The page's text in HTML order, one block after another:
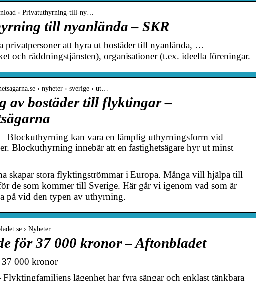
› Privatuthyrning-till-ny…
till nyanlända – SKR
privatpersoner att hyra ut bostäder till nyanlända, …
och räddningstjänsten), organisationer (t.ex. ideella föreningar.
› nyheter › sverige › ut…
av bostäder till flyktingar –
Blockuthyrning kan vara en lämplig uthyrningsform vid
Blockuthyrning innebär att en fastighetsägare hyr ut minst
skapar stora flyktingströmmar i Europa. Många vill hjälpa till
de som kommer till Sverige. Här går vi igenom vad som är
på vid den typen av uthyrning.
› Nyheter
för 37 000 kronor – Aftonbladet
000 kronor
lägenhet har fyra sängar och enklast tänkbara